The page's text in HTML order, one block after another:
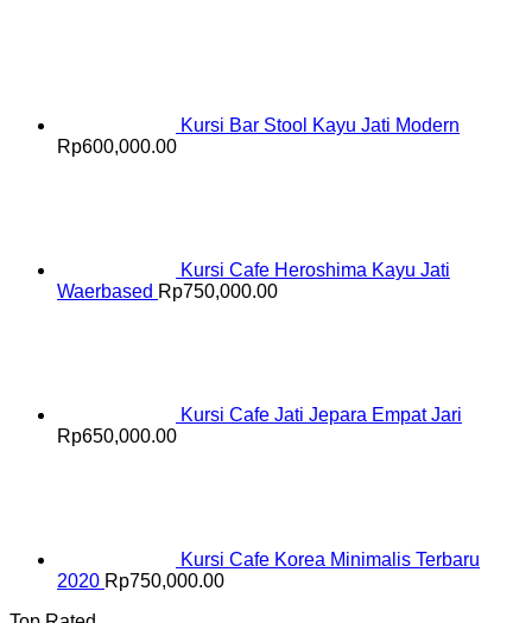
Kursi Bar Stool Kayu Jati Modern
Rp600,000.00
Kursi Cafe Heroshima Kayu Jati
Waerbased Rp750,000.00
Kursi Cafe Jati Jepara Empat Jari
Rp650,000.00
Kursi Cafe Korea Minimalis Terbaru
2020 Rp750,000.00